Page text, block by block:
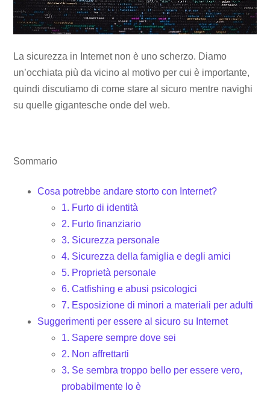
La sicurezza in Internet non è uno scherzo. Diamo
un’occhiata più da vicino al motivo per cui è importante,
quindi discutiamo di come stare al sicuro mentre navighi
su quelle gigantesche onde del web.
Sommario
Cosa potrebbe andare storto con Internet?
1. Furto di identità
2. Furto finanziario
3. Sicurezza personale
4. Sicurezza della famiglia e degli amici
5. Proprietà personale
6. Catfishing e abusi psicologici
7. Esposizione di minori a materiali per adulti
Suggerimenti per essere al sicuro su Internet
1. Sapere sempre dove sei
2. Non affrettarti
3. Se sembra troppo bello per essere vero,
probabilmente lo è